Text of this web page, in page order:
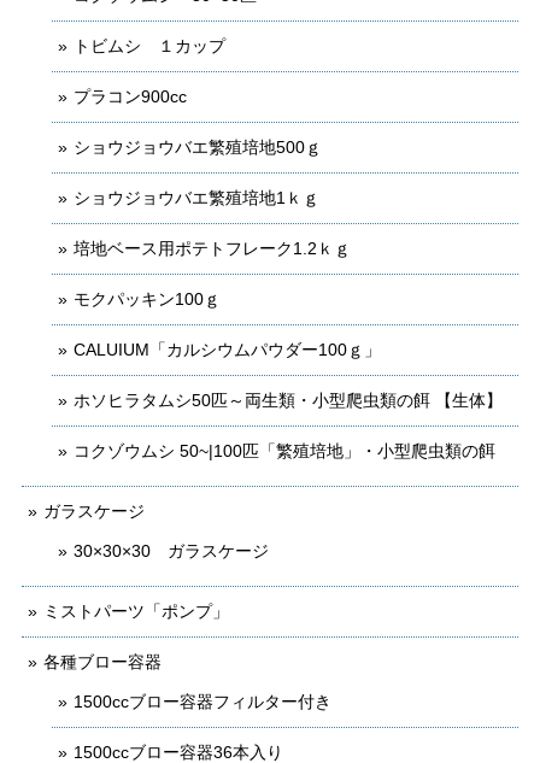
トビムシ １カップ
プラコン900cc
ショウジョウバエ繁殖培地500ｇ
ショウジョウバエ繁殖培地1ｋｇ
培地ベース用ポテトフレーク1.2ｋｇ
モクパッキン100ｇ
CALUIUM「カルシウムパウダー100ｇ」
ホソヒラタムシ50匹～両生類・小型爬虫類の餌 【生体】
コクゾウムシ 50~|100匹「繁殖培地」・小型爬虫類の餌
ガラスケージ
30×30×30 ガラスケージ
ミストパーツ「ポンプ」
各種ブロー容器
1500ccブロー容器フィルター付き
1500ccブロー容器36本入り